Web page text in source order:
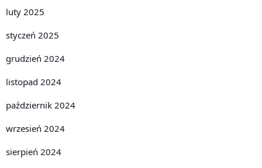
luty 2025
styczeń 2025
grudzień 2024
listopad 2024
październik 2024
wrzesień 2024
sierpień 2024